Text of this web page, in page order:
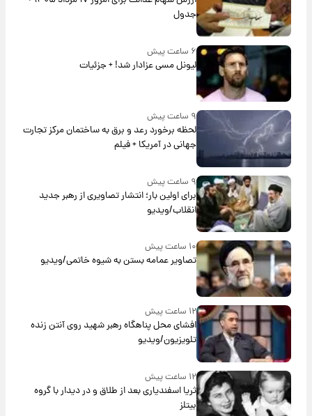
جدول
۶ ساعت پیش
لیونل مسی عزادار شد! + جزئیات
۹ ساعت پیش
لحظه برخورد رعد و برق به ساختمان مرکز تجارت
جهانی در آمریکا + فیلم
۹ ساعت پیش
برای اولین بار؛ انتشار تصاویری از رهبر جدید
انقلاب/ویدیو
۱۰ ساعت پیش
تصاویر عمامه بستن به شیوه خاتمی/ویدیو
۱۲ ساعت پیش
افشای محل پناهگاه‌ رهبر شهید روی آنتن زنده
تلویزیون/ویدیو
۱۲ ساعت پیش
ثریا اسفندیاری بعد از طلاق و در دیدار با گروه
بیتلز